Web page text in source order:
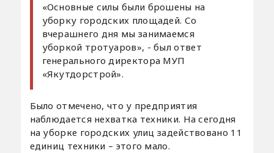
«Основные силы были брошены на
уборку городских площадей. Со
вчерашнего дня мы занимаемся
уборкой тротуаров», - был ответ
генерального директора МУП
«Якутдорстрой».
Было отмечено, что у предприятия
наблюдается нехватка техники. На сегодня
на уборке городских улиц задействовано 11
единиц техники – этого мало.